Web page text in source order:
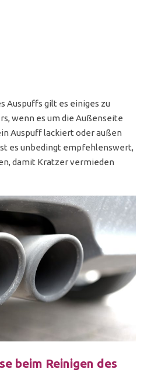
Auspuffs gilt es einiges zu
wenn es um die Außenseite
Auspuff lackiert oder außen
es unbedingt empfehlenswert,
damit Kratzer vermieden
beim Reinigen des